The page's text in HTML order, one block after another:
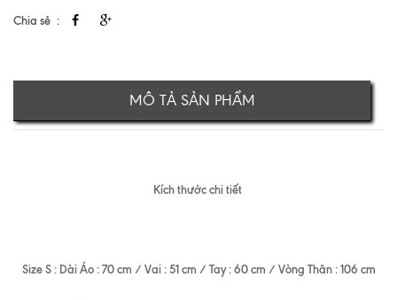
Chia sẻ
MÔ TẢ SẢN PHẨM
Kích thước chi tiết
Size S : Dài Áo : 70 cm / Vai : 51 cm / Tay : 60 cm / Vòng Thân : 106 cm